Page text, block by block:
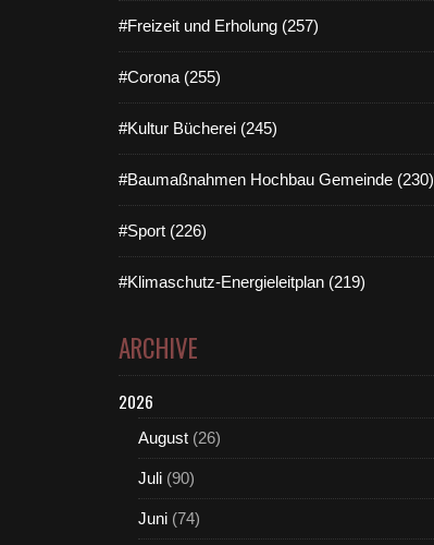
#Freizeit und Erholung (257)
#Corona (255)
#Kultur Bücherei (245)
#Baumaßnahmen Hochbau Gemeinde (230)
#Sport (226)
#Klimaschutz-Energieleitplan (219)
ARCHIVE
2026
August (26)
Juli (90)
Juni (74)